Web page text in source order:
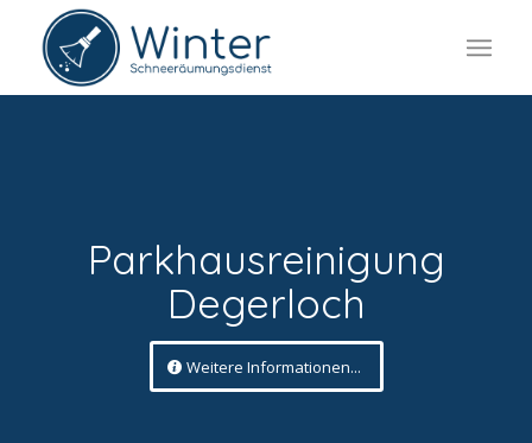
Parkhausreinigung
Degerloch
Weitere Informationen...